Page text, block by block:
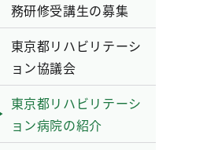
務研修受講生の募集
東京都リハビリテーシ
ョン協議会
東京都リハビリテーシ
ョン病院の紹介